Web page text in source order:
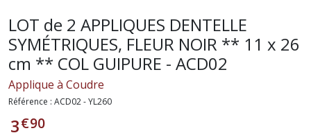
LOT de 2 APPLIQUES DENTELLE
SYMÉTRIQUES, FLEUR NOIR ** 11 x 26
cm ** COL GUIPURE - ACD02
Applique à Coudre
Référence : ACD02 - YL260
3€90